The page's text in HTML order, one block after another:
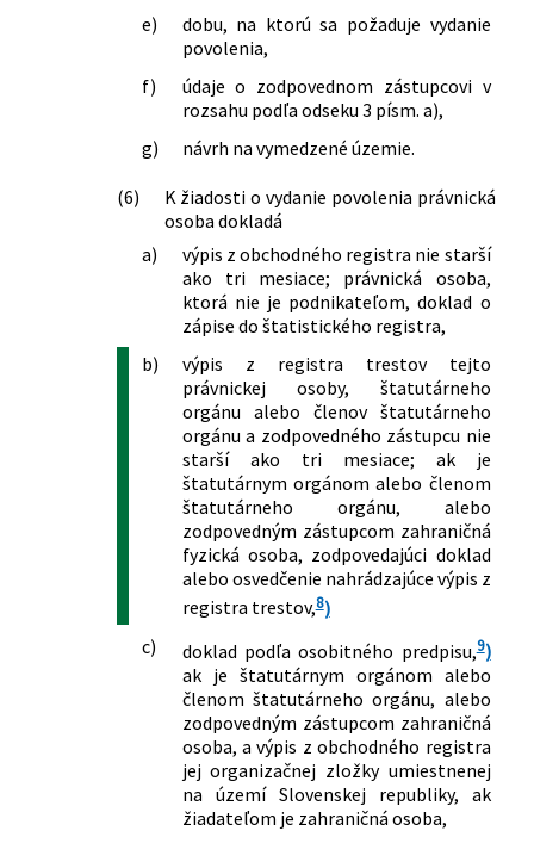
e)
dobu, na ktorú sa požaduje vydanie
povolenia,
f)
údaje o zodpovednom zástupcovi v
rozsahu podľa odseku 3 písm. a),
g)
návrh na vymedzené územie.
(6)
K žiadosti o vydanie povolenia právnická
osoba dokladá
a)
výpis z obchodného registra nie starší
ako tri mesiace; právnická osoba,
ktorá nie je podnikateľom, doklad o
zápise do štatistického registra,
b)
výpis z registra trestov tejto
právnickej osoby, štatutárneho
orgánu alebo členov štatutárneho
orgánu a zodpovedného zástupcu nie
starší ako tri mesiace; ak je
štatutárnym orgánom alebo členom
štatutárneho orgánu, alebo
zodpovedným zástupcom zahraničná
fyzická osoba, zodpovedajúci doklad
alebo osvedčenie nahrádzajúce výpis z
registra trestov,8)
c)
doklad podľa osobitného predpisu,9)
ak je štatutárnym orgánom alebo
členom štatutárneho orgánu, alebo
zodpovedným zástupcom zahraničná
osoba, a výpis z obchodného registra
jej organizačnej zložky umiestnenej
na území Slovenskej republiky, ak
žiadateľom je zahraničná osoba,